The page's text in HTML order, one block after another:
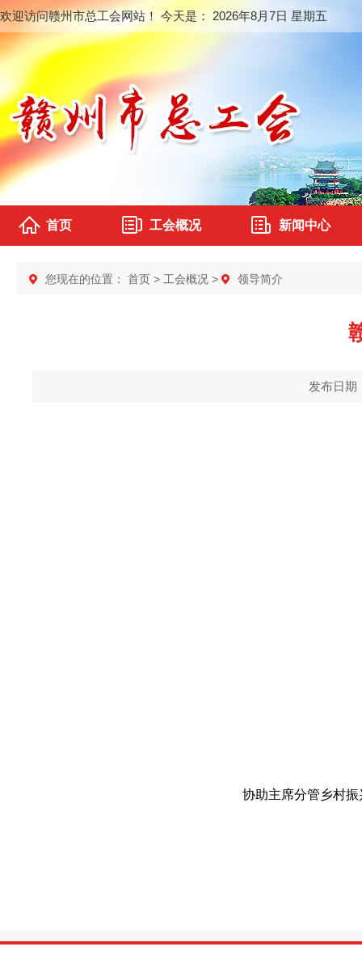
欢迎访问赣州市总工会网站！ 今天是： 2026年8月7日 星期五
首页 工会概况 新闻中心
您现在的位置： 首页 > 工会概况 > 领导简介
发布日期
协助主席分管乡村